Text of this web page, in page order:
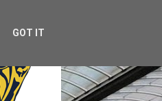
GOT IT